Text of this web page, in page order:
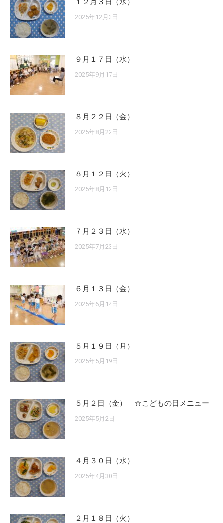
１２月３日（水）
2025年12月3日
９月１７日（水）
2025年9月17日
８月２２日（金）
2025年8月22日
８月１２日（火）
2025年8月12日
７月２３日（水）
2025年7月23日
６月１３日（金）
2025年6月14日
５月１９日（月）
2025年5月19日
５月２日（金） ☆こどもの日メニュー
2025年5月2日
４月３０日（水）
2025年4月30日
２月１８日（火）